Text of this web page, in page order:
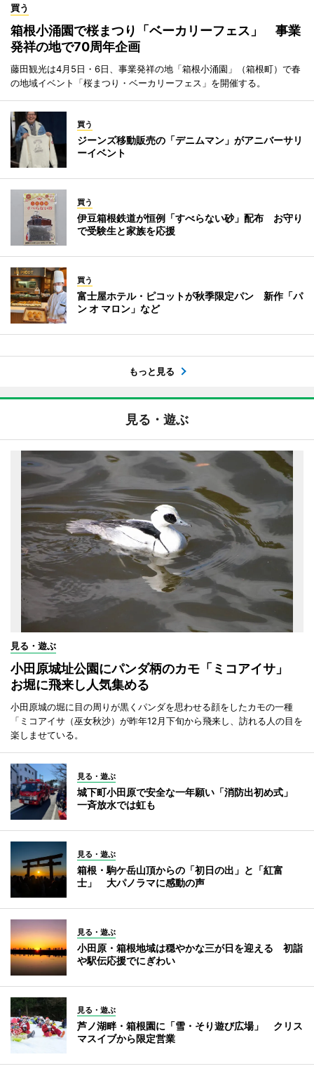
買う
箱根小涌園で桜まつり「ベーカリーフェス」 事業
発祥の地で70周年企画
藤田観光は4月5日・6日、事業発祥の地「箱根小涌園」（箱根町）で春
の地域イベント「桜まつり・ベーカリーフェス」を開催する。
買う
ジーンズ移動販売の「デニムマン」がアニバーサリ
ーイベント
買う
伊豆箱根鉄道が恒例「すべらない砂」配布 お守り
で受験生と家族を応援
買う
富士屋ホテル・ピコットが秋季限定パン 新作「パ
ン オ マロン」など
もっと見る
見る・遊ぶ
見る・遊ぶ
小田原城址公園にパンダ柄のカモ「ミコアイサ」
お堀に飛来し人気集める
小田原城の堀に目の周りが黒くパンダを思わせる顔をしたカモの一種
「ミコアイサ（巫女秋沙）が昨年12月下旬から飛来し、訪れる人の目を
楽しませている。
見る・遊ぶ
城下町小田原で安全な一年願い「消防出初め式」
一斉放水では虹も
見る・遊ぶ
箱根・駒ケ岳山頂からの「初日の出」と「紅富
士」 大パノラマに感動の声
見る・遊ぶ
小田原・箱根地域は穏やかな三が日を迎える 初詣
や駅伝応援でにぎわい
見る・遊ぶ
芦ノ湖畔・箱根園に「雪・そり遊び広場」 クリス
マスイブから限定営業